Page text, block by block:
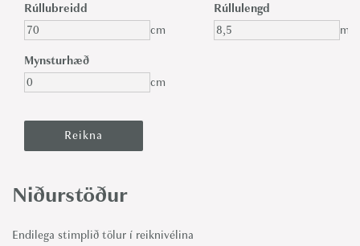
Rúllubreidd
cm
Rúllulengd
m
Mynsturhæð
cm
Niðurstöður
Endilega stimplið tölur í reiknivélina